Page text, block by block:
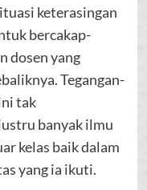
keterasingan
bercakap-
dosen yang
Tegangan-
tak
banyak ilmu
kelas baik dalam
yang ia ikuti.